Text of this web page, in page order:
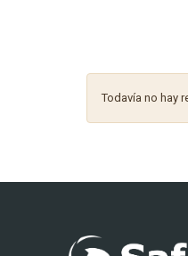
Todavía no hay